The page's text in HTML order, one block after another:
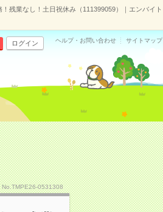
残業なし！土日祝休み（111399059）｜エンバイト
ログイン ヘルプ・お問い合わせ サイトマップ
No.TMPE26-0531308